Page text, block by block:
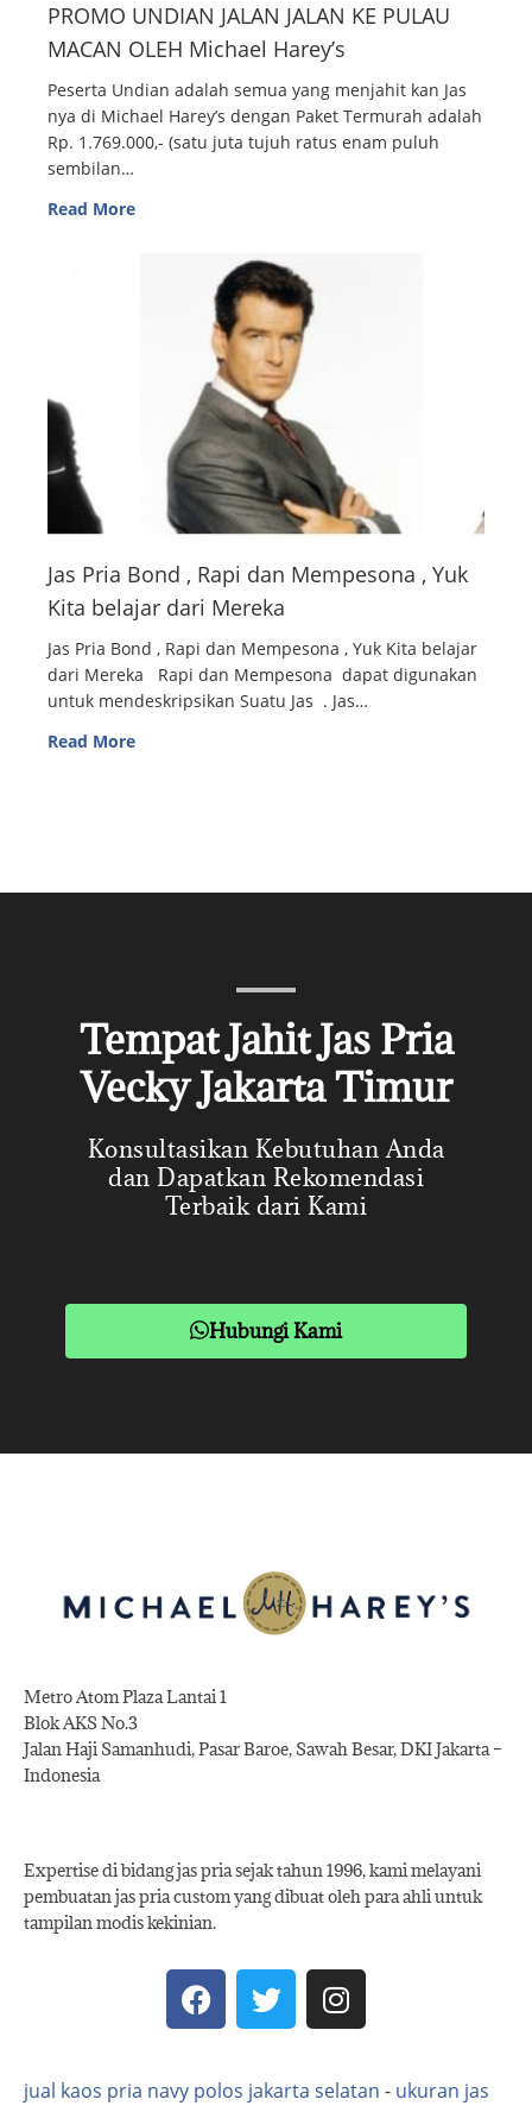
PROMO UNDIAN JALAN JALAN KE PULAU
MACAN OLEH Michael Harey’s
Peserta Undian adalah semua yang menjahit kan Jas
nya di Michael Harey’s dengan Paket Termurah adalah
Rp. 1.769.000,- (satu juta tujuh ratus enam puluh
sembilan…
Read More
Jas Pria Bond , Rapi dan Mempesona , Yuk
Kita belajar dari Mereka
Jas Pria Bond , Rapi dan Mempesona , Yuk Kita belajar
dari Mereka Rapi dan Mempesona dapat digunakan
untuk mendeskripsikan Suatu Jas . Jas…
Read More
Tempat Jahit Jas Pria
Vecky Jakarta Timur
Konsultasikan Kebutuhan Anda
dan Dapatkan Rekomendasi
Terbaik dari Kami
Hubungi Kami
Metro Atom Plaza Lantai 1
Blok AKS No.3
Jalan Haji Samanhudi, Pasar Baroe, Sawah Besar, DKI Jakarta –
Indonesia
Expertise di bidang jas pria sejak tahun 1996, kami melayani
pembuatan jas pria custom yang dibuat oleh para ahli untuk
tampilan modis kekinian.
jual kaos pria navy polos jakarta selatan - ukuran jas